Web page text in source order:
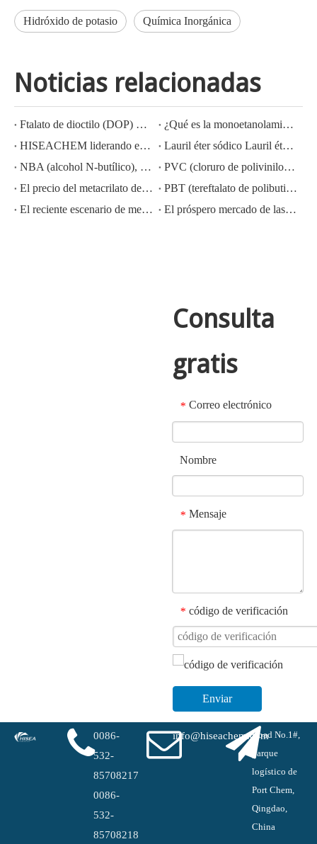
Hidróxido de potasio Química Inorgánica
Noticias relacionadas
Ftalato de dioctilo (DOP) CAS NO.:117-81-7
¿Qué es la monoetanolamina (MEA)?
HISEACHEM liderando el camino: Éxito reciente en la exportación de ácido acético, ácido oxálico, ácido sulfúrico, ácido nítrico, soda cáustica, álcali líquido y metabisulfito de sodio de China
Lauril éter sódico Lauril éter sulfato sódico (sles70%/aes 70%) Nº CAS: 68585-34-2sles70%/aes 70%) Nº CAS: 68585-34-2
NBA (alcohol N-butílico), CAS NO.:71-36-3, conocimiento de la industria
PVC (cloruro de polivinilo) CAS NO.:9002-86-2
El precio del metacrilato de metilo MMA CAS 80-62-6 disminuye considerablemente
PBT (tereftalato de polibutileno) CAS NO.26062-94-2
El reciente escenario de mercado del ácido sulfúrico en China: un año en revisión
El próspero mercado de las exportaciones de hidróxido de potasio, hidróxido de sodio y peróxido de hidrógeno de China: una revisión del año pasado
Consulta
gratis
* Correo electrónico
Nombre
* Mensaje
* código de verificación
Enviar
0086-
532-
85708217
0086-
532-
85708218
info@hiseachem.comRoad No.1#,
parque
logístico de
Port Chem,
Qingdao,
China